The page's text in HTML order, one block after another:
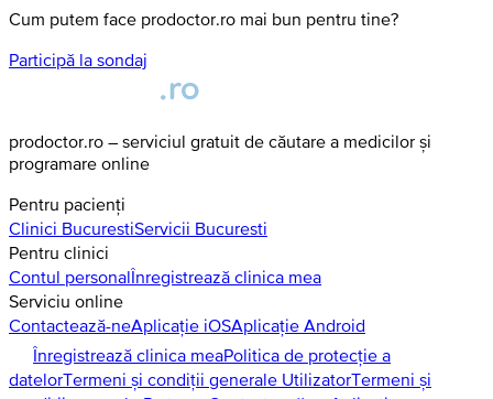
Cum putem face prodoctor.ro mai bun pentru tine?
Participă la sondaj
prodoctor.ro – serviciul gratuit de căutare a medicilor și
programare online
Pentru pacienți
Clinici BucurestiServicii Bucuresti
Pentru clinici
Contul personalÎnregistrează clinica mea
Serviciu online
Contactează-neAplicație iOSAplicație Android
Înregistrează clinica meaPolitica de protecție a
datelorTermeni și condiții generale UtilizatorTermeni și